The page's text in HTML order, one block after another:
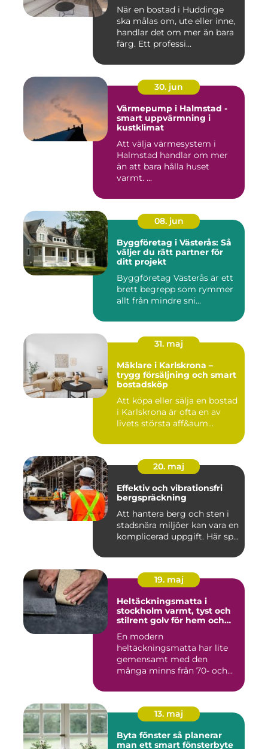
När en bostad i Huddinge
ska målas om, ute eller inne,
handlar det om mer än bara
färg. Ett professi...
30. jun
Värmepump i Halmstad -
smart uppvärmning i
kustklimat
Att välja värmesystem i
Halmstad handlar om mer
än att bara hålla huset
varmt. ...
08. jun
Byggföretag i Västerås: Så
väljer du rätt partner för
ditt projekt
Byggföretag Västerås är ett
brett begrepp som rymmer
allt från mindre sni...
31. maj
Mäklare i Karlskrona –
trygg försäljning och smart
bostadsköp
Att köpa eller sälja en bostad
i Karlskrona är ofta en av
livets största aff&aum...
20. maj
Effektiv och vibrationsfri
bergspräckning
Att hantera berg och sten i
stadsnära miljöer kan vara en
komplicerad uppgift. Här sp...
19. maj
Heltäckningsmatta i
stockholm varmt, tyst och
stilrent golv för hem och
En modern
heltäckningsmatta har lite
gemensamt med den
många minns från 70- och
13. maj
Byta fönster så planerar
man ett smart fönsterbyte